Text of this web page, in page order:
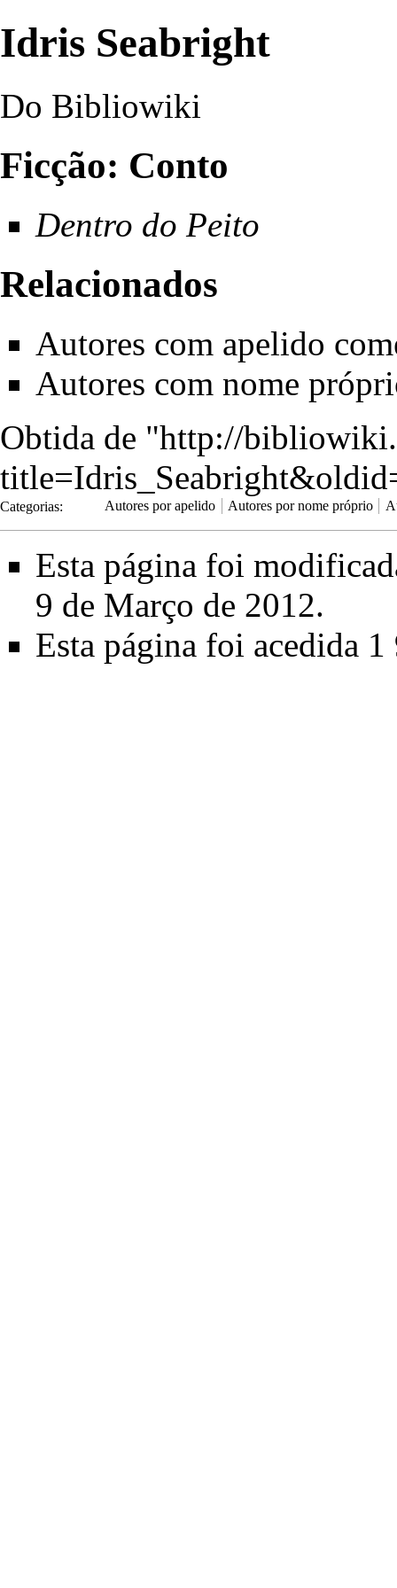
Idris Seabright
Do Bibliowiki
Ficção: Conto
Dentro do Peito
Relacionados
Autores com apelido
Autores com nome
Obtida de "http://
Categorias: Autores por apelido Autores por nome próprio
Esta página foi
9 de Março de 2012.
Esta página foi acedida 1